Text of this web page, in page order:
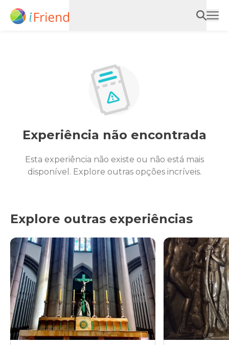
Experiência não encontrada
Esta experiência não existe ou não está mais
disponível. Explore outras opções incríveis.
Explore outras experiências